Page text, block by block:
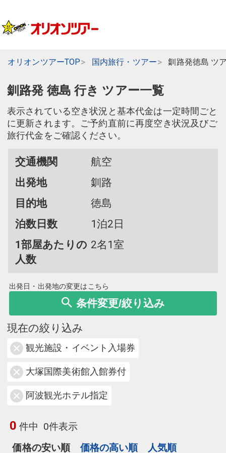
オリオンツアーTOP 国内旅行・ツアー 釧路発徳島 ツ
釧路発 徳島 行き ツアー一覧
表示されている空き状況と基本代金は一定時間ごと
に更新されます。ご予約直前に再度空き状況及びご
旅行代金をご確認ください。
交通機関
航空
出発地
釧路
目的地
徳島
泊数日数
1泊2日
1部屋あたりの
人数
2名1室
出発日・出発地の変更はこちら
条件変更/絞り込み
現在の絞り込み
観光施設・イベント入場券
大塚国際美術館入館券付
阿波観光ホテル指定
0 件中 0件表示
価格の安い順
価格の高い順 人気順